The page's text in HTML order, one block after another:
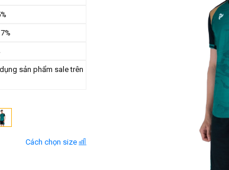
sản phẩm sale trên
Cách chọn size